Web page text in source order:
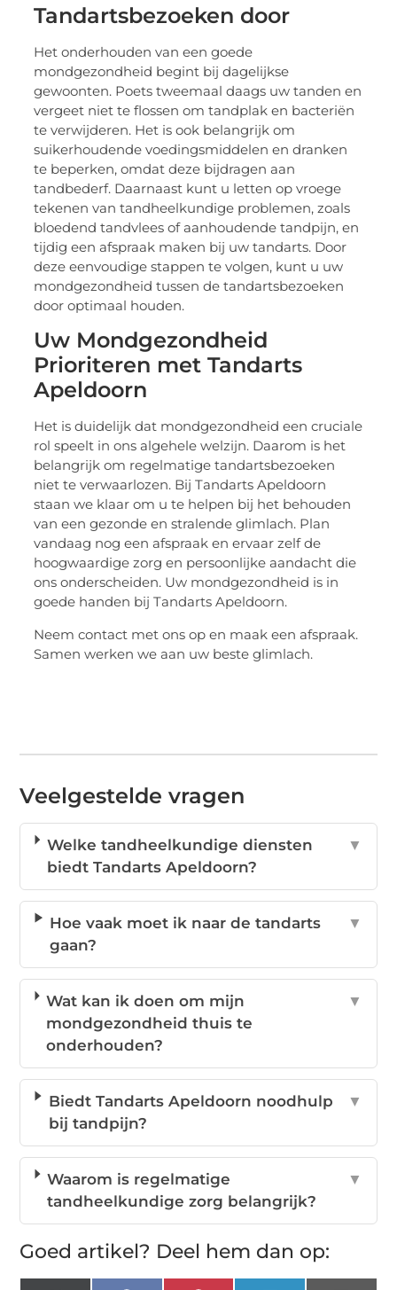
Tandartsbezoeken door
Het onderhouden van een goede
mondgezondheid begint bij dagelijkse
gewoonten. Poets tweemaal daags uw tanden en
vergeet niet te flossen om tandplak en bacteriën
te verwijderen. Het is ook belangrijk om
suikerhoudende voedingsmiddelen en dranken
te beperken, omdat deze bijdragen aan
tandbederf. Daarnaast kunt u letten op vroege
tekenen van tandheelkundige problemen, zoals
bloedend tandvlees of aanhoudende tandpijn, en
tijdig een afspraak maken bij uw tandarts. Door
deze eenvoudige stappen te volgen, kunt u uw
mondgezondheid tussen de tandartsbezoeken
door optimaal houden.
Uw Mondgezondheid
Prioriteren met Tandarts
Apeldoorn
Het is duidelijk dat mondgezondheid een cruciale
rol speelt in ons algehele welzijn. Daarom is het
belangrijk om regelmatige tandartsbezoeken
niet te verwaarlozen. Bij Tandarts Apeldoorn
staan we klaar om u te helpen bij het behouden
van een gezonde en stralende glimlach. Plan
vandaag nog een afspraak en ervaar zelf de
hoogwaardige zorg en persoonlijke aandacht die
ons onderscheiden. Uw mondgezondheid is in
goede handen bij Tandarts Apeldoorn.
Neem contact met ons op en maak een afspraak.
Samen werken we aan uw beste glimlach.
Veelgestelde vragen
Welke tandheelkundige diensten
biedt Tandarts Apeldoorn?
▼
Hoe vaak moet ik naar de tandarts
gaan?
▼
Wat kan ik doen om mijn
mondgezondheid thuis te
onderhouden?
▼
Biedt Tandarts Apeldoorn noodhulp
bij tandpijn?
▼
Waarom is regelmatige
tandheelkundige zorg belangrijk?
▼
Goed artikel? Deel hem dan op: